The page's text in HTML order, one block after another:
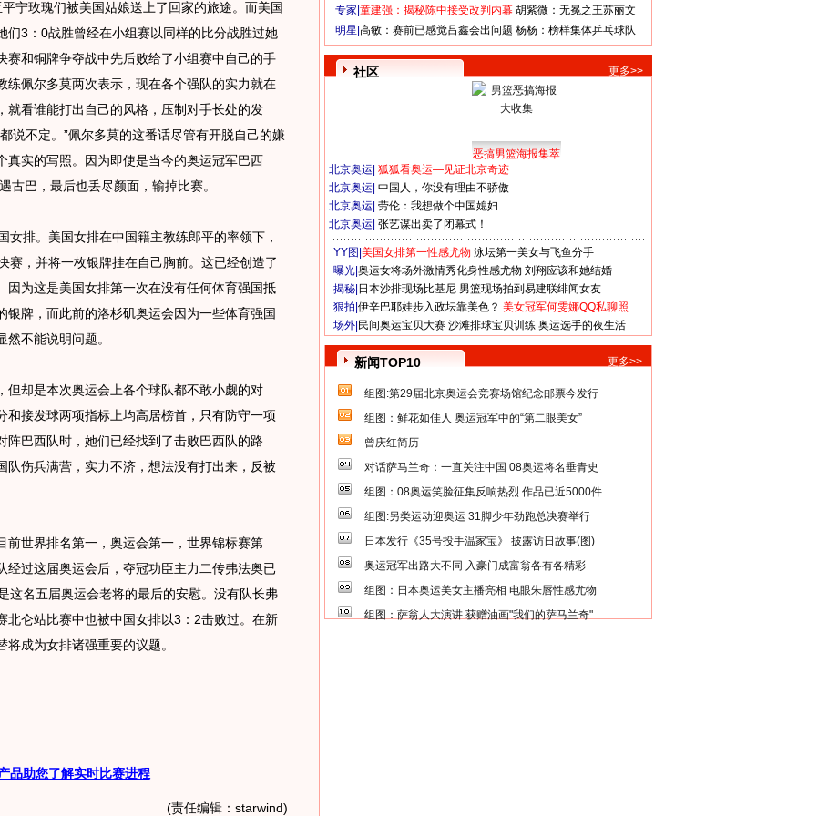
宁玫瑰们被美国姑娘送上了回家的旅途。而美国
们3：0战胜曾经在小组赛以同样的比分战胜过她
赛和铜牌争夺战中先后败给了小组赛中自己的手
练佩尔多莫两次表示，现在各个强队的实力就在
就看谁能打出自己的风格，压制对手长处的发
说不定。”佩尔多莫的这番话尽管有开脱自己的嫌
真实的写照。因为即使是当今的奥运冠军巴西
古巴，最后也丢尽颜面，输掉比赛。
排。美国女排在中国籍主教练郎平的率领下，
赛，并将一枚银牌挂在自己胸前。这已经创造了
因为这是美国女排第一次在没有任何体育强国抵
牌，而此前的洛杉矶奥运会因为一些体育强国
不能说明问题。
却是本次奥运会上各个球队都不敢小觑的对
和接发球两项指标上均高居榜首，只有防守一项
阵巴西队时，她们已经找到了击败巴西队的路
队伤兵满营，实力不济，想法没有打出来，反被
世界排名第一，奥运会第一，世界锦标赛第
经过这届奥运会后，夺冠功臣主力二传弗法奥已
这名五届奥运会老将的最后的安慰。没有队长弗
北仑站比赛中也被中国女排以3：2击败过。在新
成为女排诸强重要的议题。
品助您了解实时比赛进程
(责任编辑：starwind)
专家| 童建强：揭秘陈中接受改判内幕 胡紫微：无冕之王苏丽文
明星| 高敏：赛前已感觉吕鑫会出问题 杨杨：榜样集体乒乓球队
社区 更多>>
恶搞男篮海报集萃
北京奥运 狐狐看奥运—见证北京奇迹
北京奥运 中国人，你没有理由不骄傲
北京奥运 劳伦：我想做个中国媳妇
北京奥运 张艺谋出卖了闭幕式！
YY图| 美国女排第一性感尤物 泳坛第一美女与飞鱼分手
曝光| 奥运女将场外激情秀化身性感尤物 刘翔应该和她结婚
揭秘| 日本沙排现场比基尼 男篮现场拍到易建联绯闻女友
狠拍| 伊辛巴耶娃步入政坛靠美色？ 美女冠军何雯娜QQ私聊照
场外| 民间奥运宝贝大赛 沙滩排球宝贝训练 奥运选手的夜生活
新闻TOP10 更多>>
组图:第29届北京奥运会竞赛场馆纪念邮票今发行
组图：鲜花如佳人 奥运冠军中的“第二眼美女”
曾庆红简历
对话萨马兰奇：一直关注中国 08奥运将名垂青史
组图：08奥运笑脸征集反响热烈 作品已近5000件
组图:另类运动迎奥运 31脚少年劲跑总决赛举行
日本发行《35号投手温家宝》 披露访日故事(图)
奥运冠军出路大不同 入豪门成富翁各有各精彩
组图：日本奥运美女主播亮相 电眼朱唇性感尤物
组图：萨翁人大演讲 获赠油画"我们的萨马兰奇"